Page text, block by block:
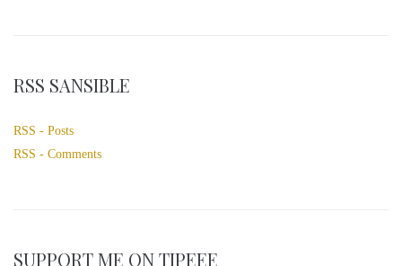
RSS SANSIBLE
RSS - Posts
RSS - Comments
SUPPORT ME ON TIPEEE